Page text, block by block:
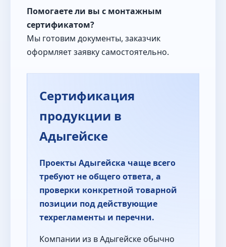
Помогаете ли вы с монтажным
сертификатом?
Мы готовим документы, заказчик
оформляет заявку самостоятельно.
Сертификация
продукции в
Адыгейске
Проекты Адыгейска чаще всего
требуют не общего ответа, а
проверки конкретной товарной
позиции под действующие
техрегламенты и перечни.
Компании из в Адыгейске обычно